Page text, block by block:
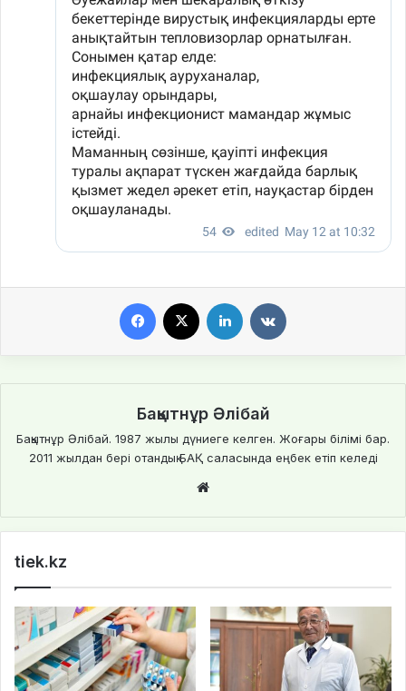
Бақытнұр Әлібай
Бақытнұр Әлібай. 1987 жылы дүниеге келген. Жоғары білімі бар.
2011 жылдан бері отандық БАҚ саласында еңбек етіп келеді
te
tiek.kz